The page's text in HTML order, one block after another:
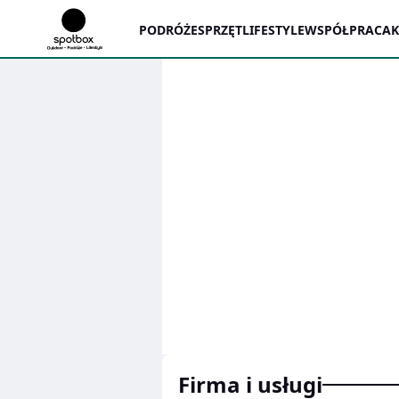
PODRÓŻESPRZĘTLIFESTYLEWSPÓŁPRACA
Firma i usługi